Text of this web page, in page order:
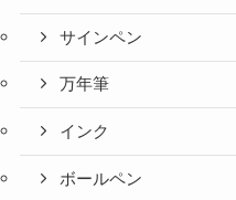
サインペン
万年筆
インク
ボールペン